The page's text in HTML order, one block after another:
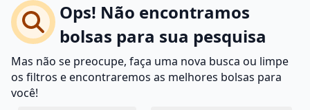
Ops! Não encontramos
bolsas para sua pesquisa
Mas não se preocupe, faça uma nova busca ou limpe
os filtros e encontraremos as melhores bolsas para
você!